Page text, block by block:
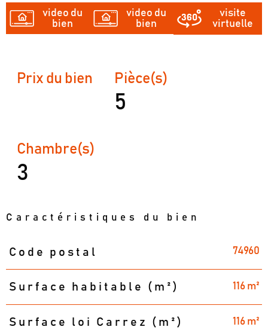
video du
bien
video du
bien
visite
virtuelle
Prix du bien Pièce(s)
5
Chambre(s)
3
Caractéristiques du bien
Caractéristiques Valeurs
Code postal 74960
Surface habitable (m²) 116 m²
Surface loi Carrez (m²) 116 m²